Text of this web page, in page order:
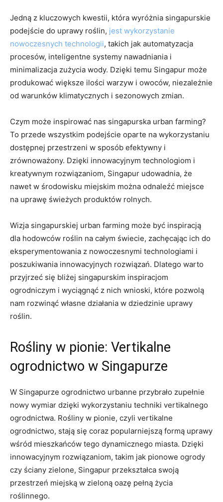
Jedną z⁢ kluczowych ⁣kwestii, która wyróżnia singapurskie
‍podejście do uprawy roślin, ⁢ jest wykorzystanie
nowoczesnych technologii, takich jak‍ automatyzacja
procesów, inteligentne systemy nawadniania i‍
minimalizacja zużycia wody.‍ Dzięki temu Singapur może
produkować większe ilości⁤ warzyw​ i ‍owoców, niezależnie
od warunków klimatycznych ⁣i sezonowych zmian.
Czym może inspirować nas ‍singapurska urban farming?
To przede wszystkim podejście oparte na wykorzystaniu
dostępnej przestrzeni w sposób efektywny⁤ i
zrównoważony.⁤ Dzięki⁤ innowacyjnym technologiom i​
kreatywnym rozwiązaniom, Singapur udowadnia, że
nawet w środowisku miejskim można odnaleźć miejsce
na uprawę świeżych produktów rolnych.
Wizja singapurskiej urban farming⁢ może być ‍inspiracją
dla hodowców roślin na całym świecie, zachęcając ich ‌do
eksperymentowania z​ nowoczesnymi technologiami i​
poszukiwania innowacyjnych ​rozwiązań. Dlatego warto
przyjrzeć się bliżej singapurskim inspiracjom⁢
ogrodniczym⁣ i wyciągnąć z‍ nich wnioski,⁢ które pozwolą
‍nam rozwinąć własne działania w dziedzinie uprawy
roślin.
Rośliny ‍w pionie: Vertikalne⁤
ogrodnictwo w​ Singapurze
W Singapurze ogrodnictwo urbanne‌ przybrało ‍zupełnie
nowy wymiar dzięki ⁣wykorzystaniu⁤ techniki‍ vertikalnego
ogrodnictwa. Rośliny w pionie, czyli vertikalne
ogrodnictwo, stają‍ się coraz ⁢popularniejszą formą uprawy
wśród mieszkańców ‌tego dynamicznego miasta. Dzięki
innowacyjnym ‍rozwiązaniom, takim ‍jak pionowe ogrody
czy ściany zielone, Singapur przekształca⁢ swoją
przestrzeń miejską w ⁣zieloną oazę​ pełną życia
roślinnego.